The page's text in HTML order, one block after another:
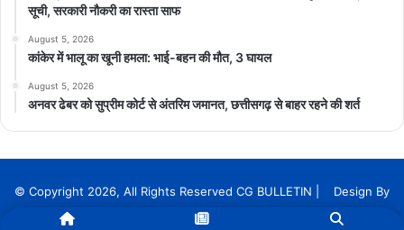
सूची, सरकारी नौकरी का रास्ता साफ
August 5, 2026
कांकेर में भालू का खूनी हमला: भाई-बहन की मौत, 3 घायल
August 5, 2026
अनवर ढेबर को सुप्रीम कोर्ट से अंतरिम जमानत, छत्तीसगढ़ से बाहर रहने की शर्त
© Copyright 2026, All Rights Reserved CG BULLETIN | Design By
InnoTech Solution Services